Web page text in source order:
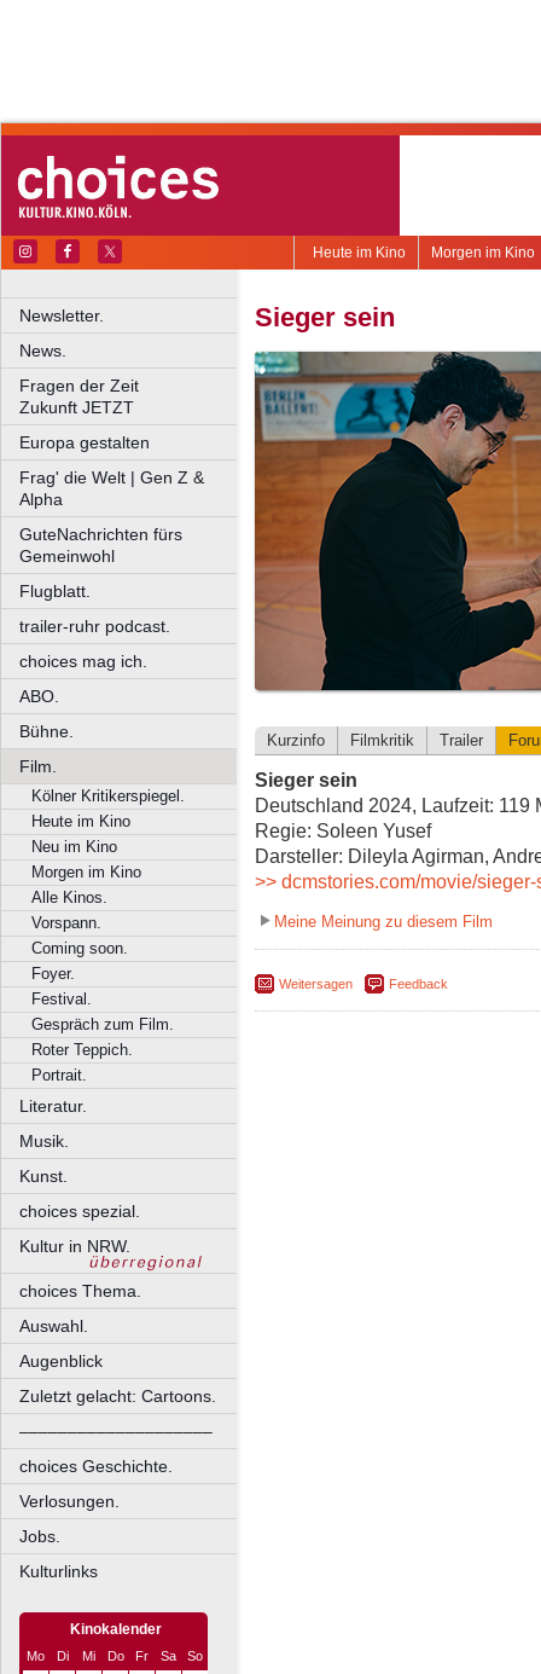
Morgen im Kino
Heute im Kino
Newsletter.
News.
Fragen der Zeit
Zukunft JETZT
Europa gestalten
Frag' die Welt | Gen Z &
Alpha
GuteNachrichten fürs
Gemeinwohl
Flugblatt.
trailer-ruhr podcast.
choices mag ich.
ABO.
Bühne.
Film.
Kölner Kritikerspiegel.
Heute im Kino
Neu im Kino
Morgen im Kino
Alle Kinos.
Vorspann.
Coming soon.
Foyer.
Festival.
Gespräch zum Film.
Roter Teppich.
Portrait.
Literatur.
Musik.
Kunst.
choices spezial.
Kultur in NRW.
choices Thema.
Auswahl.
Augenblick
Zuletzt gelacht: Cartoons.
––––––––––––––––––––
choices Geschichte.
Verlosungen.
Jobs.
Kulturlinks
Kinokalender
Mo Di Mi Do Fr Sa
So
Sieger sein
Kurzinfo Filmkritik Trailer
Sieger sein
Deutschland 2024, Laufzeit: 119
Regie: Soleen Yusef
Darsteller: Dileyla Agirman,
>> dcmstories.com/movie/sieger-
Meine Meinung zu diesem Film
Weitersagen Feedback